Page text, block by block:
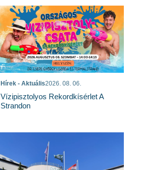
Hírek - Aktuális2026. 08. 06.
Vízipisztolyos Rekordkísérlet A
Strandon